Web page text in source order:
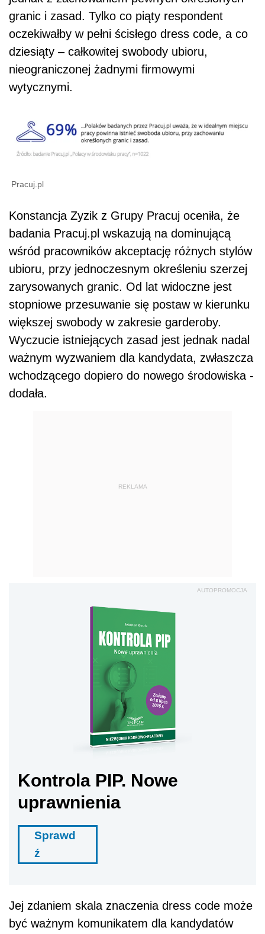
granic i zasad. Tylko co piąty respondent
oczekiwałby w pełni ścisłego dress code, a co
dziesiąty – całkowitej swobody ubioru,
nieograniczonej żadnymi firmowymi
wytycznymi.
Pracuj.pl
Konstancja Zyzik z Grupy Pracuj oceniła, że
badania Pracuj.pl wskazują na dominującą
wśród pracowników akceptację różnych stylów
ubioru, przy jednoczesnym określeniu szerzej
zarysowanych granic. Od lat widoczne jest
stopniowe przesuwanie się postaw w kierunku
większej swobody w zakresie garderoby.
Wyczucie istniejących zasad jest jednak nadal
ważnym wyzwaniem dla kandydata, zwłaszcza
wchodzącego dopiero do nowego środowiska -
dodała.
REKLAMA
AUTOPROMOCJA
Kontrola PIP. Nowe
uprawnienia
Sprawd
ź
Jej zdaniem skala znaczenia dress code może
być ważnym komunikatem dla kandydatów